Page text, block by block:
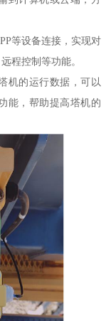
等设备连接，实现对
程控制等功能。
机的运行数据，可以
能，帮助提高塔机的